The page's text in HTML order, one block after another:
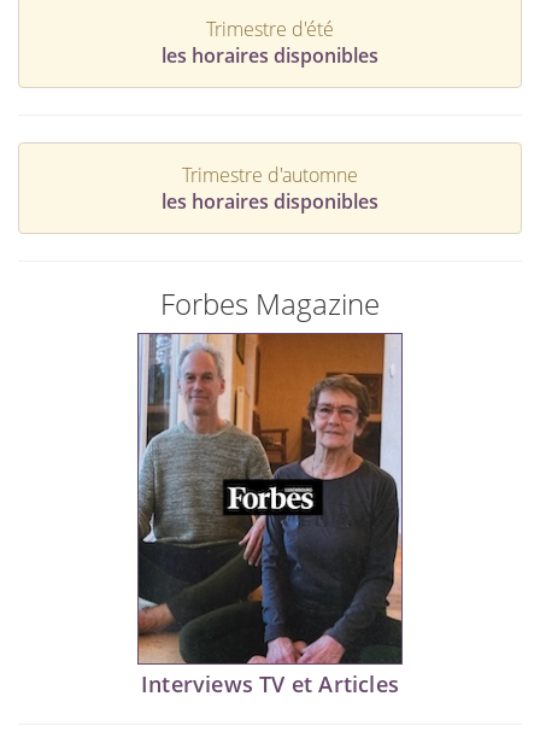
Trimestre d'été
les horaires disponibles
Trimestre d'automne
les horaires disponibles
Forbes Magazine
Interviews TV et Articles